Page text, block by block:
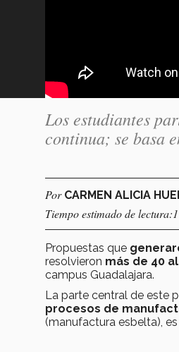
Los estudiantes
continua; se basa
Por CARMEN ALICIA
Tiempo estimado de
Propuestas que
resolvieron más de 40
campus Guadalajara.
La parte central de este
procesos de
(manufactura esbelta),